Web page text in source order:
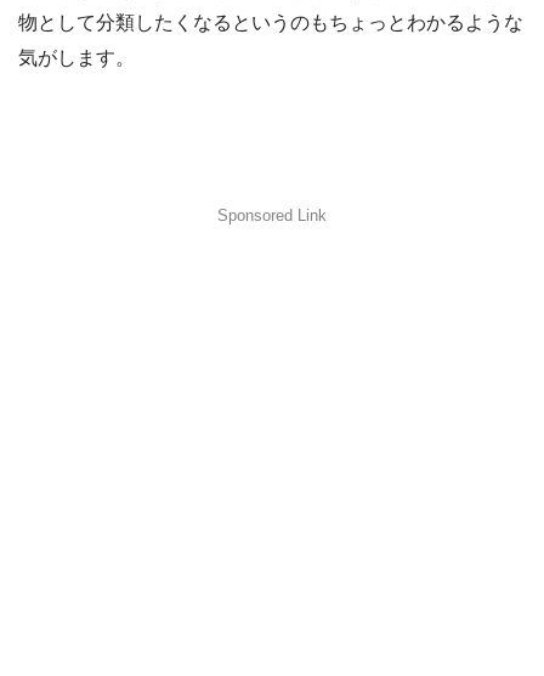
物として分類したくなるというのもちょっとわかるような
気がします。
Sponsored Link